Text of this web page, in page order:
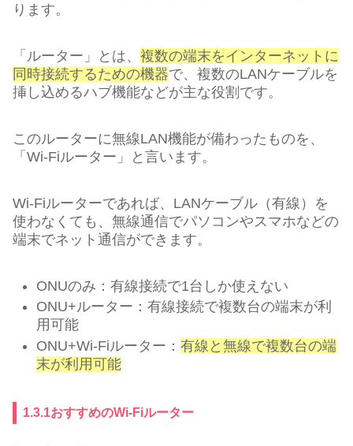
ります。
「ルーター」とは、 複数の端末をインターネットに
同時接続するための機器で、複数のLANケーブルを
挿し込めるハブ機能などが主な役割です。
このルーターに無線LAN機能が備わったものを、
「Wi-Fiルーター」と言います。
Wi-Fiルーターであれば、LANケーブル（有線）を
使わなくても、無線通信でパソコンやスマホなどの
端末でネット通信ができます。
ONUのみ：有線接続で1台しか使えない
ONU+ルーター：有線接続で複数台の端末が利
用可能
ONU+Wi-Fiルーター： 有線と無線で複数台の端
末が利用可能
1.3.1おすすめのWi-Fiルーター